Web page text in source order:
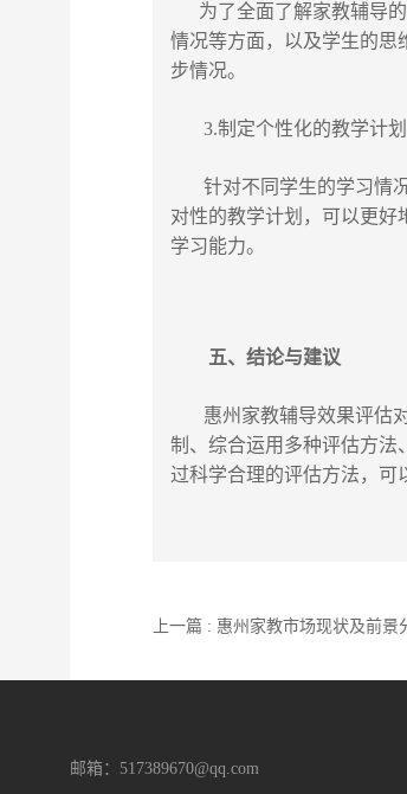
为了全面了解家教辅导的
情况等方面，以及学生的思
步情况。
3.制定个性化的教学计划
针对不同学生的学习情况
对性的教学计划，可以更好
学习能力。
五、结论与建议
惠州家教辅导效果评估
制、综合运用多种评估方法
过科学合理的评估方法，可
上一篇 : 惠州家教市场现状及前景
邮箱：517389670@qq.com